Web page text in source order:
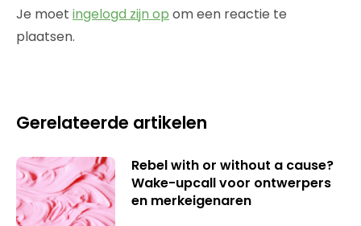
Je moet ingelogd zijn op om een reactie te
plaatsen.
Gerelateerde artikelen
Rebel with or without a cause?
Wake-upcall voor ontwerpers
en merkeigenaren